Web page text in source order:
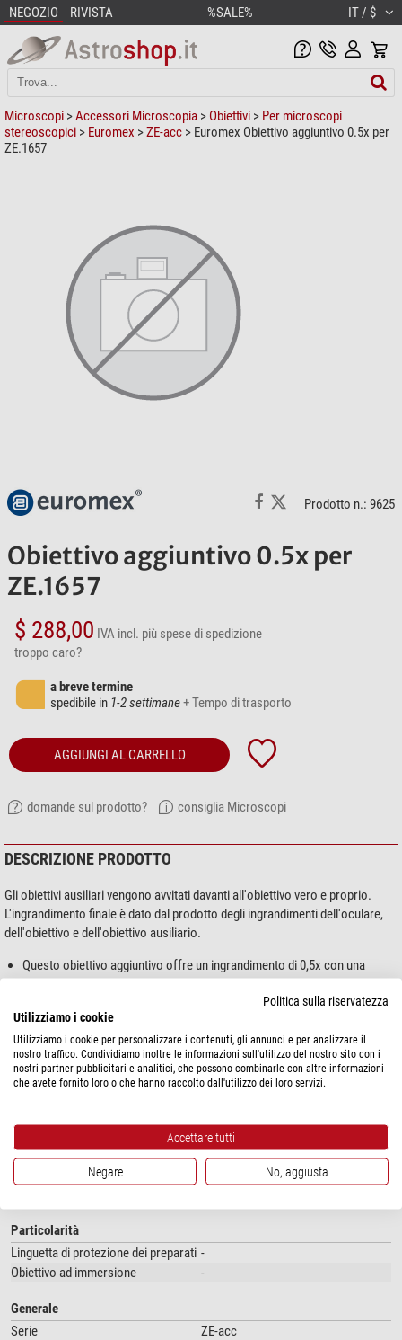
NEGOZIO RIVISTA %SALE% IT / $
Microscopi >Accessori Microscopia > Obiettivi > Per microscopi
stereoscopici > Euromex >ZE-acc > Euromex Obiettivo aggiuntivo 0.5x per
ZE.1657
Prodotto n.: 9625
Obiettivo aggiuntivo 0.5x per
ZE.1657
$ 288,00 IVA incl. più spese di spedizione
troppo caro?
a breve termine
spedibile in 1-2 settimane+ Tempo di trasporto
AGGIUNGI AL CARRELLO
domande sul prodotto? consiglia Microscopi
DESCRIZIONE PRODOTTO
Gli obiettivi ausiliari vengono avvitati davanti all'obiettivo vero e proprio.
L'ingrandimento finale è dato dal prodotto degli ingrandimenti dell'oculare,
dell'obiettivo e dell'obiettivo ausiliario.
Questo obiettivo aggiuntivo offre un ingrandimento di 0,5x con una
Da utilizzare con il microscopio Euromex ZE.1657.
mostra di più...
SPECIFICHE
Particolarità
Linguetta di protezione dei preparati -
Obiettivo ad immersione
-
Generale
Serie
ZE-acc
Politica sulla riservatezza
Utilizziamo i cookie
Utilizziamo i cookie per personalizzare i contenuti, gli annunci e per analizzare il
nostro traffico. Condividiamo inoltre le informazioni sull'utilizzo del nostro sito con i
nostri partner pubblicitari e analitici, che possono combinarle con altre informazioni
che avete fornito loro o che hanno raccolto dall'utilizzo dei loro servizi.
Accettare tutti
Negare No, aggiusta